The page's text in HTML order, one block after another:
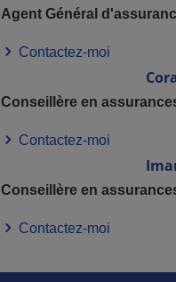
Agent Général
Contactez-moi
Conseillère en
Contactez-moi
Conseillère en
Contactez-moi